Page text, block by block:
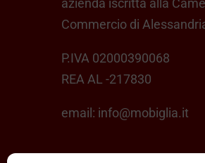
azienda iscritta alla
Commercio di
P.IVA 02000390068
REA AL -217830
email: info@mobiglia.it